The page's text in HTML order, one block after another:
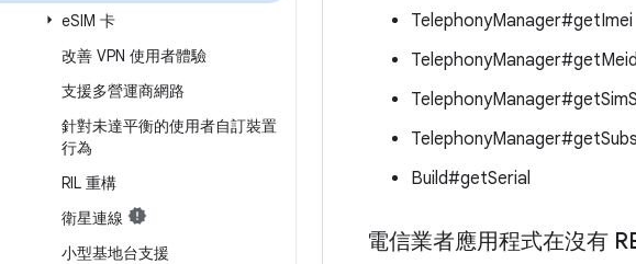
eSIM 卡
改善 VPN 使用者體驗
支援多營運商網路
針對未達平衡的使用者自訂裝置
行為
RIL 重構
衛星連線
小型基地台支援
TelephonyManager#getImei
TelephonyManager#getMeid
Build#getSerial
電信業者應用程式在沒有